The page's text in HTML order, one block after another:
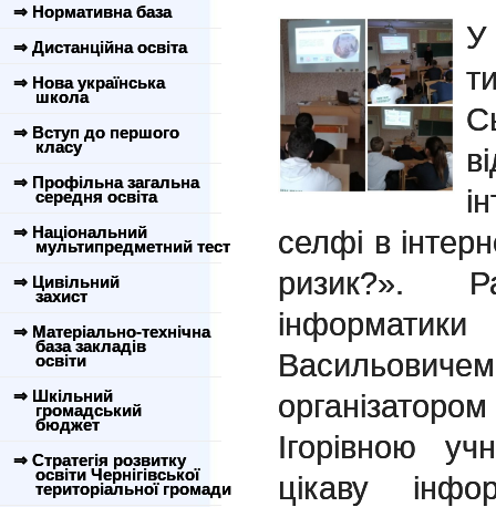
⇒ Нормативна база
⇒ Дистанційна освіта
⇒ Нова українська
школа
⇒ Вступ до першого
класу
⇒ Профільна загальна
середня освіта
⇒ Національний
мультипредметний тест
⇒ Цивільний
захист
⇒ Матеріально-технічна
база закладів
освіти
⇒ Шкільний
громадський
бюджет
⇒ Стратегія розвитку
освіти Чернігівської
територіальної громади
У
селфі в
ризик?».
Ігорівною
цікаву